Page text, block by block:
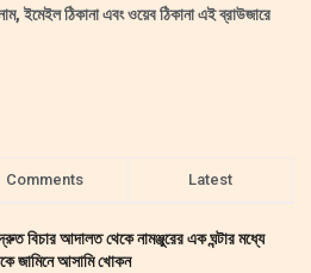
ইমেইল ঠিকানা এবং ওয়েব ঠিকানা এই ব্রাউজারে
Comments Latest
বিচার আদালত থেকে নামঞ্জুরের এক ঘন্টার মধ্যে
জামিনে আসামি খোকন